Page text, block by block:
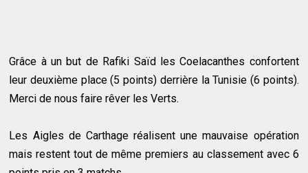
Grâce à un but de Rafiki Saïd les Coelacanthes confortent
leur deuxième place (5 points) derrière la Tunisie (6 points).
Merci de nous faire rêver les Verts.
Les Aigles de Carthage réalisent une mauvaise opération
mais restent tout de même premiers au classement avec 6